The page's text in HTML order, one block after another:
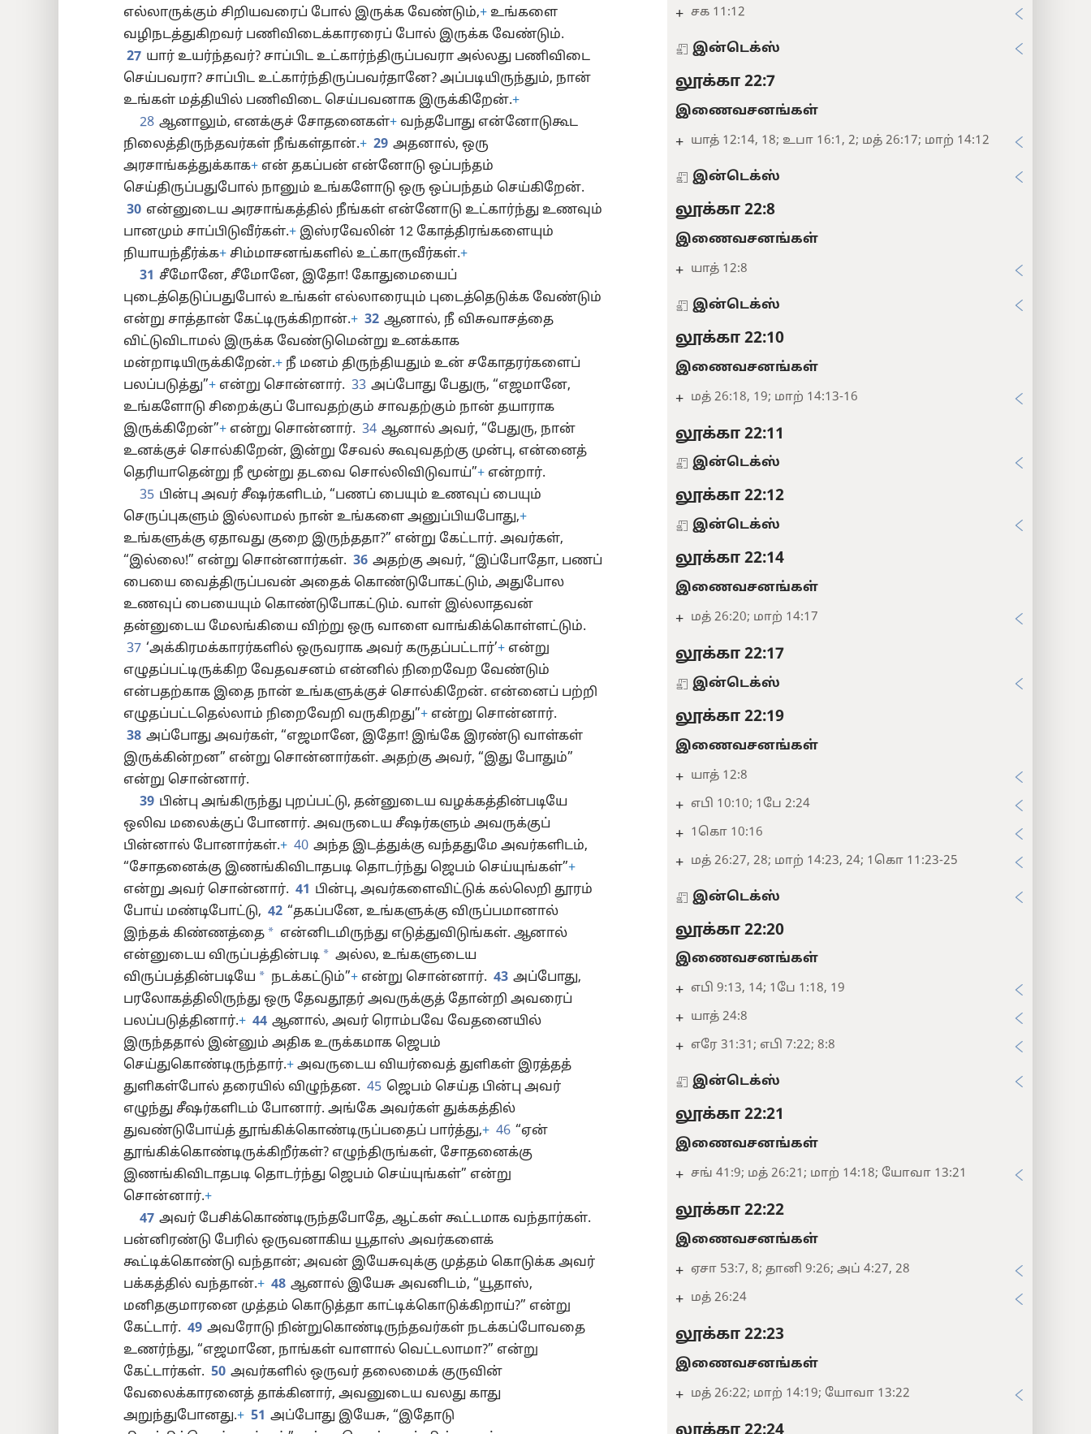
+ சக 11:12
இன்டெக்ஸ்
லூக்கா 22:7
இணைவசனங்கள்
+ யாத் 12:14, 18; உபா 16:1, 2; மத் 26:17; மாற் 14:12
இன்டெக்ஸ்
லூக்கா 22:8
இணைவசனங்கள்
+ யாத் 12:8
இன்டெக்ஸ்
லூக்கா 22:10
இணைவசனங்கள்
+ மத் 26:18, 19; மாற் 14:13-16
லூக்கா 22:11
இன்டெக்ஸ்
லூக்கா 22:12
இன்டெக்ஸ்
லூக்கா 22:14
இணைவசனங்கள்
+ மத் 26:20; மாற் 14:17
லூக்கா 22:17
இன்டெக்ஸ்
லூக்கா 22:19
இணைவசனங்கள்
+ யாத் 12:8
+ எபி 10:10; 1பே 2:24
+ 1கொ 10:16
+ மத் 26:27, 28; மாற் 14:23, 24; 1கொ 11:23-25
இன்டெக்ஸ்
லூக்கா 22:20
இணைவசனங்கள்
+ எபி 9:13, 14; 1பே 1:18, 19
+ யாத் 24:8
+ எரே 31:31; எபி 7:22; 8:8
இன்டெக்ஸ்
லூக்கா 22:21
இணைவசனங்கள்
+ சங் 41:9; மத் 26:21; மாற் 14:18; யோவா 13:21
லூக்கா 22:22
இணைவசனங்கள்
+ ஏசா 53:7, 8; தானி 9:26; அப் 4:27, 28
+ மத் 26:24
லூக்கா 22:23
இணைவசனங்கள்
+ மத் 26:22; மாற் 14:19; யோவா 13:22
எல்லாருக்கும் சிறியவரைப் போல் இருக்க வேண்டும்,+ உங்களை
வழிநடத்துகிறவர் பணிவிடைக்காரரைப் போல் இருக்க வேண்டும்.
27 யார் உயர்ந்தவர்? சாப்பிட உட்கார்ந்திருப்பவரா அல்லது பணிவிடை
செய்பவரா? சாப்பிட உட்கார்ந்திருப்பவர்தானே? அப்படியிருந்தும், நான்
உங்கள் மத்தியில் பணிவிடை செய்பவனாக இருக்கிறேன்.+
28 ஆனாலும், எனக்குச் சோதனைகள்+ வந்தபோது என்னோடுகூட
நிலைத்திருந்தவர்கள் நீங்கள்தான்.+ 29 அதனால், ஒரு
அரசாங்கத்துக்காக+ என் தகப்பன் என்னோடு ஒப்பந்தம்
செய்திருப்பதுபோல் நானும் உங்களோடு ஒரு ஒப்பந்தம் செய்கிறேன்.
30 என்னுடைய அரசாங்கத்தில் நீங்கள் என்னோடு உட்கார்ந்து உணவும்
பானமும் சாப்பிடுவீர்கள்.+ இஸ்ரவேலின் 12 கோத்திரங்களையும்
நியாயந்தீர்க்க+ சிம்மாசனங்களில் உட்காருவீர்கள்.+
31 சீமோனே, சீமோனே, இதோ! கோதுமையைப்
புடைத்தெடுப்பதுபோல் உங்கள் எல்லாரையும் புடைத்தெடுக்க வேண்டும்
என்று சாத்தான் கேட்டிருக்கிறான்.+ 32 ஆனால், நீ விசுவாசத்தை
விட்டுவிடாமல் இருக்க வேண்டுமென்று உனக்காக
மன்றாடியிருக்கிறேன்.+ நீ மனம் திருந்தியதும் உன் சகோதரர்களைப்
பலப்படுத்து”+ என்று சொன்னார். 33 அப்போது பேதுரு, “எஜமானே,
உங்களோடு சிறைக்குப் போவதற்கும் சாவதற்கும் நான் தயாராக
இருக்கிறேன்”+ என்று சொன்னார். 34 ஆனால் அவர், “பேதுரு, நான்
உனக்குச் சொல்கிறேன், இன்று சேவல் கூவுவதற்கு முன்பு, என்னைத்
தெரியாதென்று நீ மூன்று தடவை சொல்லிவிடுவாய்”+ என்றார்.
35 பின்பு அவர் சீஷர்களிடம், “பணப் பையும் உணவுப் பையும்
செருப்புகளும் இல்லாமல் நான் உங்களை அனுப்பியபோது,+
உங்களுக்கு ஏதாவது குறை இருந்ததா?” என்று கேட்டார். அவர்கள்,
“இல்லை!” என்று சொன்னார்கள். 36 அதற்கு அவர், “இப்போதோ, பணப்
பையை வைத்திருப்பவன் அதைக் கொண்டுபோகட்டும், அதுபோல
உணவுப் பையையும் கொண்டுபோகட்டும். வாள் இல்லாதவன்
தன்னுடைய மேலங்கியை விற்று ஒரு வாளை வாங்கிக்கொள்ளட்டும்.
37 ‘அக்கிரமக்காரர்களில் ஒருவராக அவர் கருதப்பட்டார்’+ என்று
எழுதப்பட்டிருக்கிற வேதவசனம் என்னில் நிறைவேற வேண்டும்
என்பதற்காக இதை நான் உங்களுக்குச் சொல்கிறேன். என்னைப் பற்றி
எழுதப்பட்டதெல்லாம் நிறைவேறி வருகிறது”+ என்று சொன்னார்.
38 அப்போது அவர்கள், “எஜமானே, இதோ! இங்கே இரண்டு வாள்கள்
இருக்கின்றன” என்று சொன்னார்கள். அதற்கு அவர், “இது போதும்”
என்று சொன்னார்.
39 பின்பு அங்கிருந்து புறப்பட்டு, தன்னுடைய வழக்கத்தின்படியே
ஒலிவ மலைக்குப் போனார். அவருடைய சீஷர்களும் அவருக்குப்
பின்னால் போனார்கள்.+ 40 அந்த இடத்துக்கு வந்ததுமே அவர்களிடம்,
“சோதனைக்கு இணங்கிவிடாதபடி தொடர்ந்து ஜெபம் செய்யுங்கள்”+
என்று அவர் சொன்னார். 41 பின்பு, அவர்களைவிட்டுக் கல்லெறி தூரம்
போய் மண்டிபோட்டு, 42 “தகப்பனே, உங்களுக்கு விருப்பமானால்
இந்தக் கிண்ணத்தை * என்னிடமிருந்து எடுத்துவிடுங்கள். ஆனால்
என்னுடைய விருப்பத்தின்படி * அல்ல, உங்களுடைய
விருப்பத்தின்படியே * நடக்கட்டும்”+ என்று சொன்னார். 43 அப்போது,
பரலோகத்திலிருந்து ஒரு தேவதூதர் அவருக்குத் தோன்றி அவரைப்
பலப்படுத்தினார்.+ 44 ஆனால், அவர் ரொம்பவே வேதனையில்
இருந்ததால் இன்னும் அதிக உருக்கமாக ஜெபம்
செய்துகொண்டிருந்தார்.+ அவருடைய வியர்வைத் துளிகள் இரத்தத்
துளிகள்போல் தரையில் விழுந்தன. 45 ஜெபம் செய்த பின்பு அவர்
எழுந்து சீஷர்களிடம் போனார். அங்கே அவர்கள் துக்கத்தில்
துவண்டுபோய்த் தூங்கிக்கொண்டிருப்பதைப் பார்த்து,+ 46 “ஏன்
தூங்கிக்கொண்டிருக்கிறீர்கள்? எழுந்திருங்கள், சோதனைக்கு
இணங்கிவிடாதபடி தொடர்ந்து ஜெபம் செய்யுங்கள்” என்று
சொன்னார்.+
47 அவர் பேசிக்கொண்டிருந்தபோதே, ஆட்கள் கூட்டமாக வந்தார்கள்.
பன்னிரண்டு பேரில் ஒருவனாகிய யூதாஸ் அவர்களைக்
கூட்டிக்கொண்டு வந்தான்; அவன் இயேசுவுக்கு முத்தம் கொடுக்க அவர்
பக்கத்தில் வந்தான்.+ 48 ஆனால் இயேசு அவனிடம், “யூதாஸ்,
மனிதகுமாரனை முத்தம் கொடுத்தா காட்டிக்கொடுக்கிறாய்?” என்று
கேட்டார். 49 அவரோடு நின்றுகொண்டிருந்தவர்கள் நடக்கப்போவதை
உணர்ந்து, “எஜமானே, நாங்கள் வாளால் வெட்டலாமா?” என்று
கேட்டார்கள். 50 அவர்களில் ஒருவர் தலைமைக் குருவின்
வேலைக்காரனைத் தாக்கினார், அவனுடைய வலது காது
அறுந்துபோனது.+ 51 அப்போது இயேசு, “இதோடு